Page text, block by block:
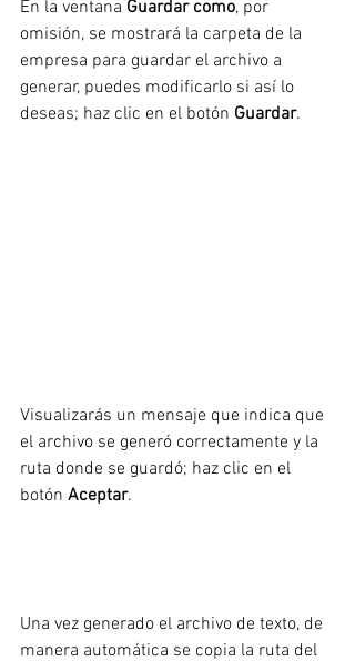
En la ventana Guardar como, por
omisión, se mostrará la carpeta de la
empresa para guardar el archivo a
generar, puedes modificarlo si así lo
deseas; haz clic en el botón Guardar.
Visualizarás un mensaje que indica que
el archivo se generó correctamente y la
ruta donde se guardó; haz clic en el
botón Aceptar.
Una vez generado el archivo de texto, de
manera automática se copia la ruta del